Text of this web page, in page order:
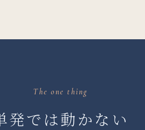
The one thing
発では動かない